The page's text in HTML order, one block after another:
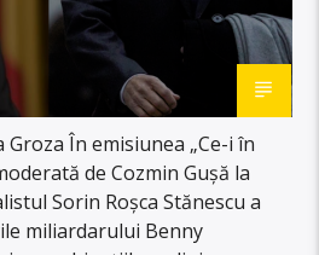
În emisiunea „Ce-i în
de Cozmin Gușă la
Sorin Roșca Stănescu a
miliardarului Benny